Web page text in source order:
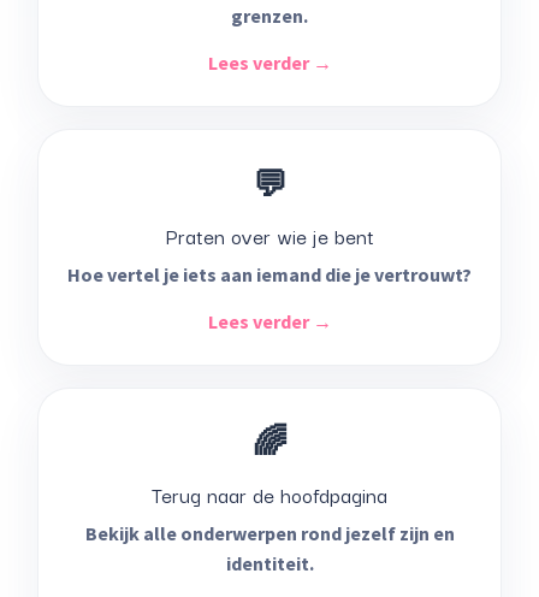
grenzen.
Lees verder →
💬
Praten over wie je bent
Hoe vertel je iets aan iemand die je vertrouwt?
Lees verder →
🌈
Terug naar de hoofdpagina
Bekijk alle onderwerpen rond jezelf zijn en
identiteit.